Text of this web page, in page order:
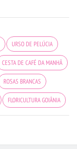
URSO DE PELÚCIA
CESTA DE CAFÉ DA MANHÃ
ROSAS BRANCAS
FLORICULTURA GOIÂNIA